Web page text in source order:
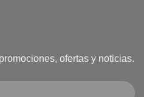
ofertas y noticias.